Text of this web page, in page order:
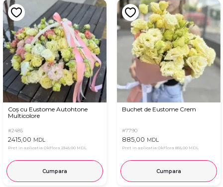
Coș cu Eustome Autohtone
Multicolore
#2485
2415,00 MDL
Pret in aplicatia OkFlora 2345,00 MDL
Cumpara
Buchet de Eustome Crem
#7790
885,00 MDL
Pret in aplicatia OkFlora 855,00 MDL
Cumpara